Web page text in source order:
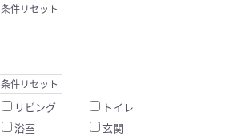
条件リセット
条件リセット
リビング
トイレ
浴室
玄関